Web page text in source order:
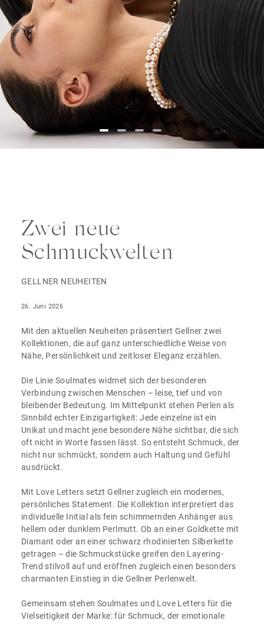
Zwei neue
Schmuckwelten
GELLNER NEUHEITEN
26. Juni 2026
Mit den aktuellen Neuheiten präsentiert Gellner zwei
Kollektionen, die auf ganz unterschiedliche Weise von
Nähe, Persönlichkeit und zeitloser Eleganz erzählen.
Die Linie Soulmates widmet sich der besonderen
Verbindung zwischen Menschen – leise, tief und von
bleibender Bedeutung. Im Mittelpunkt stehen Perlen als
Sinnbild echter Einzigartigkeit: Jede einzelne ist ein
Unikat und macht jene besondere Nähe sichtbar, die sich
oft nicht in Worte fassen lässt. So entsteht Schmuck, der
nicht nur schmückt, sondern auch Haltung und Gefühl
ausdrückt.
Mit Love Letters setzt Gellner zugleich ein modernes,
persönliches Statement. Die Kollektion interpretiert das
individuelle Initial als fein schimmernden Anhänger aus
hellem oder dunklem Perlmutt. Ob an einer Goldkette mit
Diamant oder an einer schwarz rhodinierten Silberkette
getragen – die Schmuckstücke greifen den Layering-
Trend stilvoll auf und eröffnen zugleich einen besonders
charmanten Einstieg in die Gellner Perlenwelt.
Gemeinsam stehen Soulmates und Love Letters für die
Vielseitigkeit der Marke: für Schmuck, der emotionale